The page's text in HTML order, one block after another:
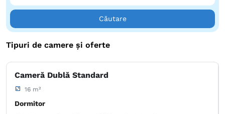
Căutare
Tipuri de camere și oferte
Cameră Dublă Standard
16 m²
Dormitor